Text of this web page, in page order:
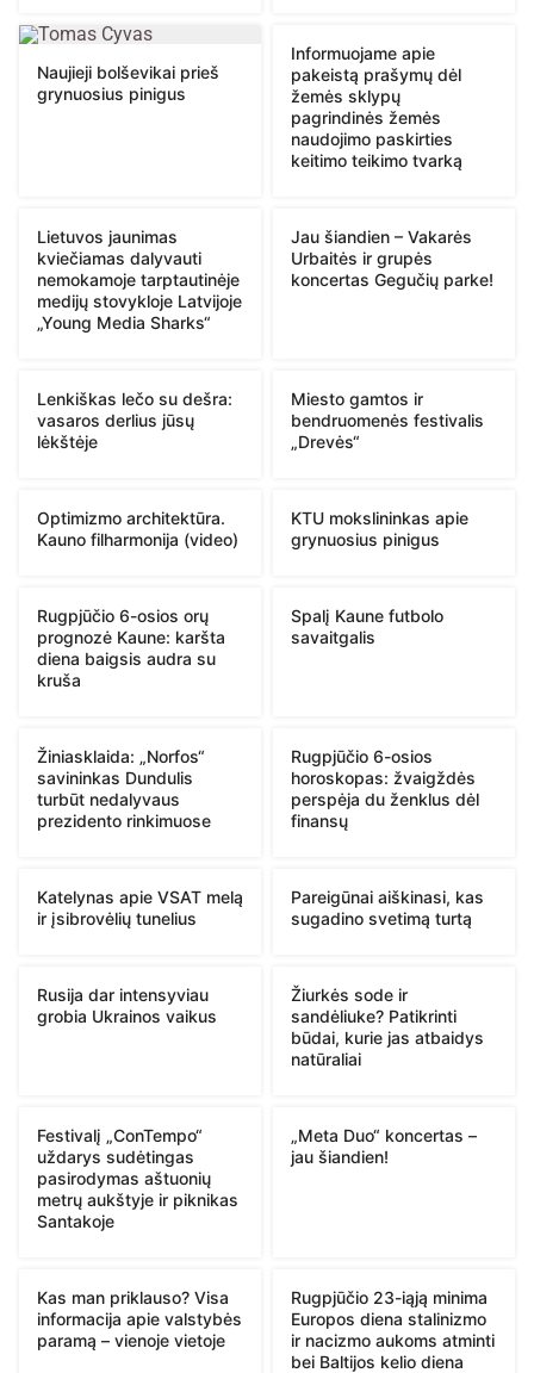
Naujieji bolševikai prieš
grynuosius pinigus
Informuojame apie
pakeistą prašymų dėl
žemės sklypų
pagrindinės žemės
naudojimo paskirties
keitimo teikimo tvarką
Lietuvos jaunimas
kviečiamas dalyvauti
nemokamoje tarptautinėje
medijų stovykloje Latvijoje
„Young Media Sharks“
Jau šiandien – Vakarės
Urbaitės ir grupės
koncertas Gegučių parke!
Lenkiškas lečo su dešra:
vasaros derlius jūsų
lėkštėje
Miesto gamtos ir
bendruomenės festivalis
„Drevės“
Optimizmo architektūra.
Kauno filharmonija (video)
KTU mokslininkas apie
grynuosius pinigus
Rugpjūčio 6-osios orų
prognozė Kaune: karšta
diena baigsis audra su
kruša
Spalį Kaune futbolo
savaitgalis
Žiniasklaida: „Norfos“
savininkas Dundulis
turbūt nedalyvaus
prezidento rinkimuose
Rugpjūčio 6-osios
horoskopas: žvaigždės
perspėja du ženklus dėl
finansų
Katelynas apie VSAT melą
ir įsibrovėlių tunelius
Pareigūnai aiškinasi, kas
sugadino svetimą turtą
Rusija dar intensyviau
grobia Ukrainos vaikus
Žiurkės sode ir
sandėliuke? Patikrinti
būdai, kurie jas atbaidys
natūraliai
Festivalį „ConTempo“
uždarys sudėtingas
pasirodymas aštuonių
metrų aukštyje ir piknikas
Santakoje
„Meta Duo“ koncertas –
jau šiandien!
Kas man priklauso? Visa
informacija apie valstybės
paramą – vienoje vietoje
Rugpjūčio 23-iąją minima
Europos diena stalinizmo
ir nacizmo aukoms atminti
bei Baltijos kelio diena